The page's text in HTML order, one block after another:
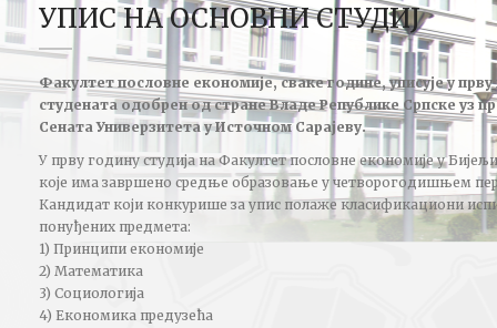
УПИС НА ОСНОВНИ СТУДИЈ
Факултет пословне економије, сваке године, уписује у прву
студената одобрен од стране Владе Републике Српске уз
Сената Универзитета у Источном Сарајеву.
У прву годину студија на Факултет пословне економије у
које има завршено средње образовање у четворогодишњем
Кандидат који конкурише за упис полаже класификациони
понуђених предмета:
1) Принципи економије
2) Математика
3) Социологија
4) Економика предузећа